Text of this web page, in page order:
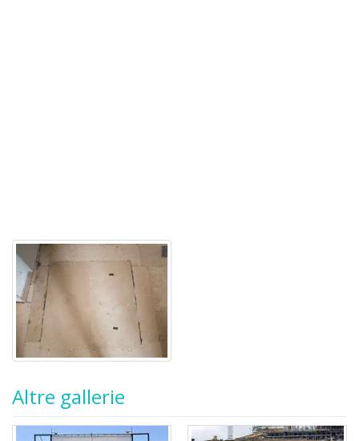
Altre gallerie